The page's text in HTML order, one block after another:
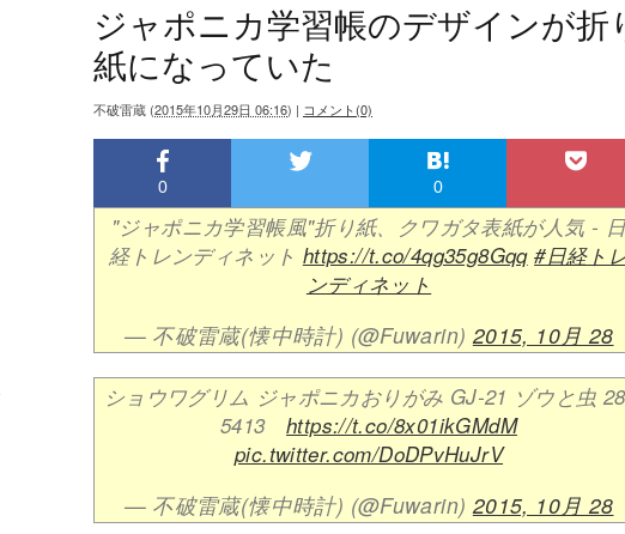
ジャポニカ学習帳のデザインが折
紙になっていた
不破雷蔵 (2015年10月29日 06:16) | コメント(0)
0 0
"ジャポニカ学習帳風"折り紙、クワガタ表紙が人気 - 日
経トレンディネット https://t.co/4qg35g8Gqq #日経ト
ンディネット
— 不破雷蔵(懐中時計) (@Fuwarin) 2015, 10月 28
ショウワグリム ジャポニカおりがみ GJ-21 ゾウと虫
5413 https://t.co/8x01ikGMdM
pic.twitter.com/DoDPvHuJrV
— 不破雷蔵(懐中時計) (@Fuwarin) 2015, 10月 28